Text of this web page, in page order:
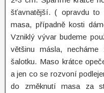
šťavnatější. ( opravdu to
masa, případně kosti
Vzniklý vývar budeme
většinu másla, necháme
šalotku. Maso krátce
a jen co se rozvoní
do změknutí masa za